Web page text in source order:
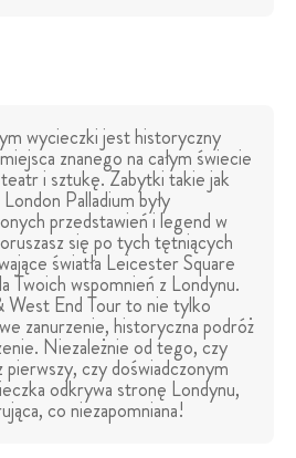
wycieczki jest historyczny
znanego na całym świecie
i sztukę. Zabytki takie jak
Palladium były
przedstawień i legend w
się po tych tętniących
światła Leicester Square
Twoich wspomnień z Londynu.
End Tour to nie tylko
zanurzenie, historyczna podróż
Niezależnie od tego, czy
czy doświadczonym
odkrywa stronę Londynu,
co niezapomniana!